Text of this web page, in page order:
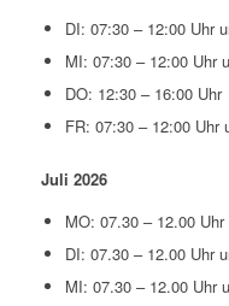
DI: 07:30 – 12:00 Uhr
MI: 07:30 – 12:00 Uhr
DO: 12:30 – 16:00 Uhr
FR: 07:30 – 12:00 Uhr
Juli 2026
MO: 07.30 – 12.00
DI: 07.30 – 12.00 Uhr
MI: 07.30 – 12.00 Uhr